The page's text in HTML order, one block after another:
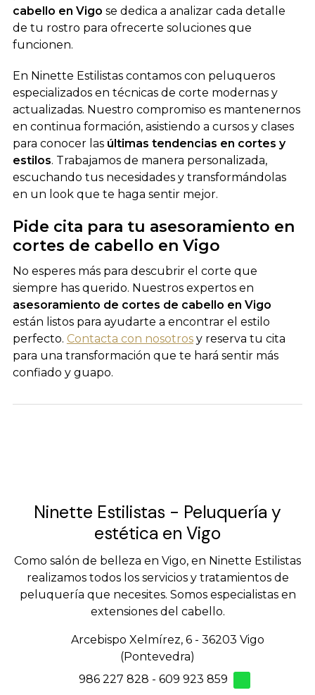
cabello en Vigo se dedica a analizar cada detalle
de tu rostro para ofrecerte soluciones que
funcionen.
En Ninette Estilistas contamos con peluqueros
especializados en técnicas de corte modernas y
actualizadas. Nuestro compromiso es mantenernos
en continua formación, asistiendo a cursos y clases
para conocer las últimas tendencias en cortes y
estilos. Trabajamos de manera personalizada,
escuchando tus necesidades y transformándolas
en un look que te haga sentir mejor.
Pide cita para tu asesoramiento en
cortes de cabello en Vigo
No esperes más para descubrir el corte que
siempre has querido. Nuestros expertos en
asesoramiento de cortes de cabello en Vigo
están listos para ayudarte a encontrar el estilo
perfecto. Contacta con nosotrosy reserva tu cita
para una transformación que te hará sentir más
confiado y guapo.
Ninette Estilistas - Peluquería y
estética en Vigo
Como salón de belleza en Vigo, en Ninette Estilistas
realizamos todos los servicios y tratamientos de
peluquería que necesites. Somos especialistas en
extensiones del cabello.
Arcebispo Xelmírez, 6 - 36203 Vigo
(Pontevedra)
986 227 828 - 609 923 859